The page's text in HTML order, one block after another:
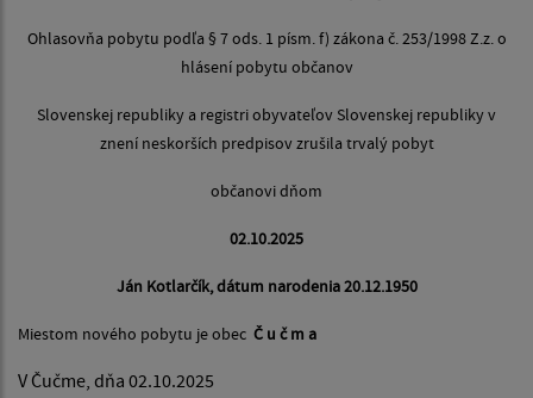
Ohlasovňa pobytu podľa § 7 ods. 1 písm. f) zákona č. 253/1998 Z.z. o
hlásení pobytu občanov
Slovenskej republiky a registri obyvateľov Slovenskej republiky v
znení neskorších predpisov zrušila trvalý pobyt
občanovi dňom
02.10.2025
Ján Kotlarčík, dátum narodenia 20.12.1950
Miestom nového pobytu je obec Č u č m a
V Čučme, dňa 02.10.2025